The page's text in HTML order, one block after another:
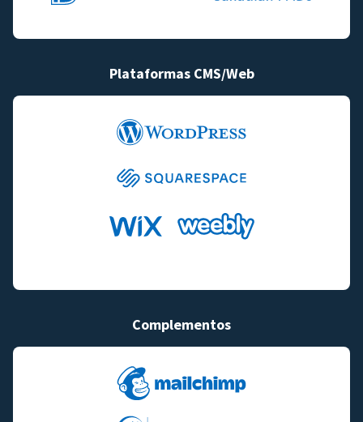
Plataformas CMS/Web
Complementos